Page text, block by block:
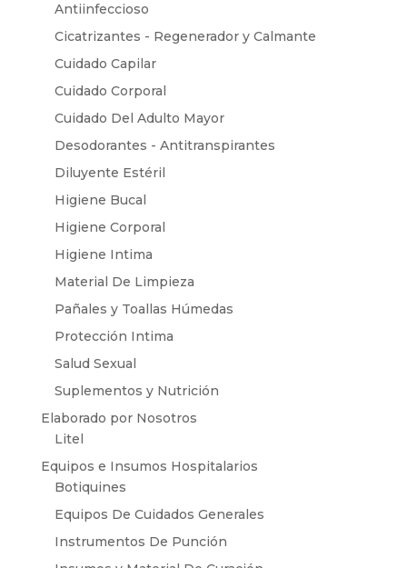
Antiinfeccioso
Cicatrizantes - Regenerador y Calmante
Cuidado Capilar
Cuidado Corporal
Cuidado Del Adulto Mayor
Desodorantes - Antitranspirantes
Diluyente Estéril
Higiene Bucal
Higiene Corporal
Higiene Intima
Material De Limpieza
Pañales y Toallas Húmedas
Protección Intima
Salud Sexual
Suplementos y Nutrición
Elaborado por Nosotros
Litel
Equipos e Insumos Hospitalarios
Botiquines
Equipos De Cuidados Generales
Instrumentos De Punción